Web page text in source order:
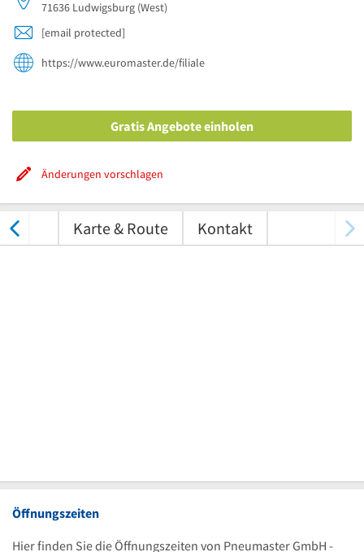
71636 Ludwigsburg (West)
[email protected]
https://www.euromaster.de/filiale
Gratis Angebote einholen
Änderungen vorschlagen
Karte & Route Kontakt
Öffnungszeiten
Hier finden Sie die Öffnungszeiten von Pneumaster GmbH -